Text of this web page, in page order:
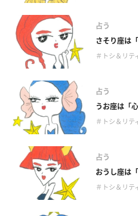
占う
さそり座は
＃トシ＆リテ
占う
うお座は「
＃トシ＆リテ
占う
おうし座は
＃トシ＆リテ